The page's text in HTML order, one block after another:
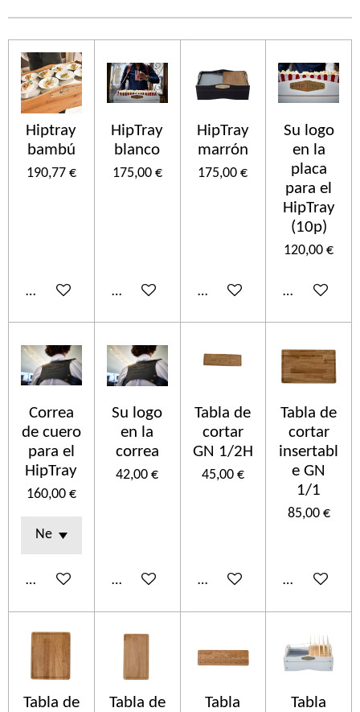
Hiptray
bambú
190,77 €
Añadir al carrito
HipTray
blanco
175,00 €
Añadir al carrito
HipTray
marrón
175,00 €
Añadir al carrito
Su logo
en la
placa
para el
HipTray
(10p)
120,00 €
Añadir al
Correa
de cuero
para el
HipTray
160,00 €
Añadir al carrito
Su logo
en la
correa
42,00 €
Añadir al carrito
Tabla de
cortar
GN 1/2H
45,00 €
Añadir al carrito
Tabla de
cortar
insertabl
e GN
1/1
85,00 €
Añadir al
Tabla de
Tabla de
Tabla
Tabla